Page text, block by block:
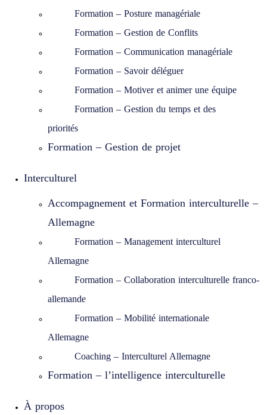
Formation – Posture managériale
Formation – Gestion de Conflits
Formation – Communication managériale
Formation – Savoir déléguer
Formation – Motiver et animer une équipe
Formation – Gestion du temps et des
priorités
Formation – Gestion de projet
Interculturel
Accompagnement et Formation interculturelle –
Allemagne
Formation – Management interculturel
Allemagne
Formation – Collaboration interculturelle franco-
allemande
Formation – Mobilité internationale
Allemagne
Coaching – Interculturel Allemagne
Formation – l’intelligence interculturelle
À propos